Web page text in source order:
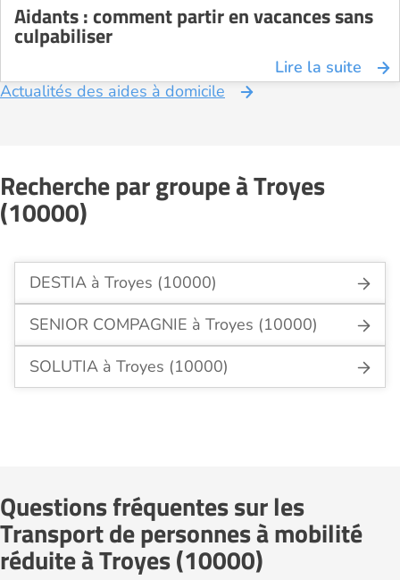
Aidants : comment partir en vacances sans
culpabiliser
Lire la suite
Actualités des aides à domicile
Recherche par groupe à Troyes
(10000)
DESTIA à Troyes (10000)
SENIOR COMPAGNIE à Troyes (10000)
SOLUTIA à Troyes (10000)
Questions fréquentes sur les
Transport de personnes à mobilité
réduite à Troyes (10000)